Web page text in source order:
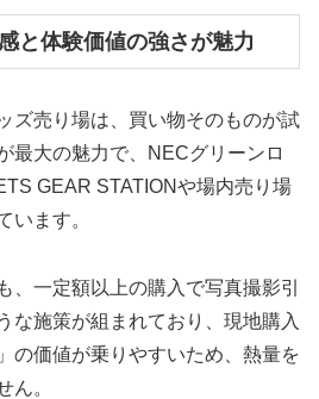
と体験価値の強さが魅力
ズ売り場は、買い物そのものが試
最大の魅力で、NECグリーンロ
GEAR STATIONや場内売り場
います。
、一定額以上の購入で写真撮影引
な施策が組まれており、現地購入
の価値が乗りやすいため、熱量を
ん。